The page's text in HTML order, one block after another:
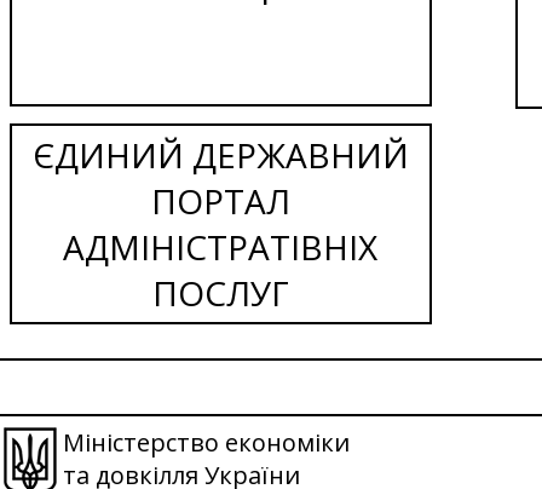
ЄДИНИЙ ДЕРЖАВНИЙ
ПОРТАЛ
АДМІНІСТРАТІВНІХ
ПОСЛУГ
Міністерство економіки
та довкілля України